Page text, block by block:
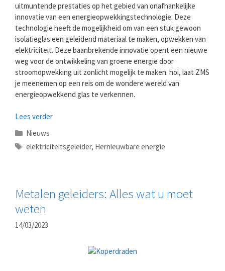
uitmuntende prestaties op het gebied van onafhankelijke
innovatie van een energieopwekkingstechnologie. Deze
technologie heeft de mogelijkheid om van een stuk gewoon
isolatieglas een geleidend materiaal te maken, opwekken van
elektriciteit. Deze baanbrekende innovatie opent een nieuwe
weg voor de ontwikkeling van groene energie door
stroomopwekking uit zonlicht mogelijk te maken. hoi, laat ZMS
je meenemen op een reis om de wondere wereld van
energieopwekkend glas te verkennen.
Lees verder
Categorieën
Nieuws
Tags
elektriciteitsgeleider, Hernieuwbare energie
Metalen geleiders: Alles wat u moet
weten
14/03/2023